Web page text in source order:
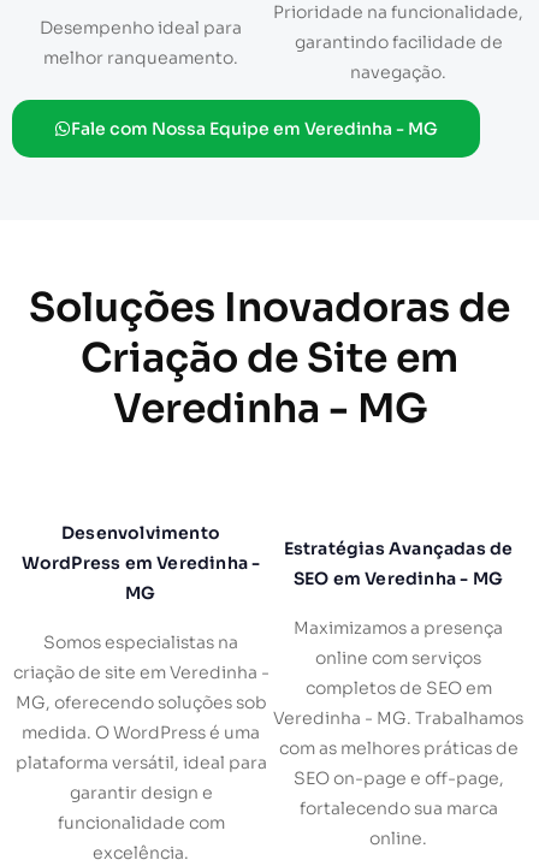
Desempenho ideal para
melhor ranqueamento.
Prioridade na funcionalidade,
garantindo facilidade de
navegação.
Fale com Nossa Equipe em Veredinha - MG
Soluções Inovadoras de
Criação de Site em
Veredinha - MG
Desenvolvimento
WordPress em Veredinha -
MG
Somos especialistas na
criação de site em Veredinha -
MG, oferecendo soluções sob
medida. O WordPress é uma
plataforma versátil, ideal para
garantir design e
funcionalidade com
excelência.
Estratégias Avançadas de
SEO em Veredinha - MG
Maximizamos a presença
online com serviços
completos de SEO em
Veredinha - MG. Trabalhamos
com as melhores práticas de
SEO on-page e off-page,
fortalecendo sua marca
online.